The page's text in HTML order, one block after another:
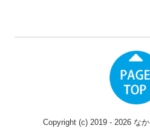
Copyright (c) 2019 - 2026 な